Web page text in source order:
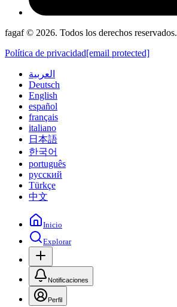
fagaf © 2026. Todos los derechos reservados.
Política de privacidad[email protected]
العربية
Deutsch
English
español
français
italiano
日本語
한국어
português
русский
Türkçe
中文
Inicio
Explorar
Notificaciones
Perfil